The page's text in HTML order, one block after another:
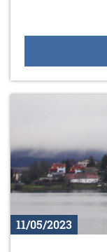
11/05/2023